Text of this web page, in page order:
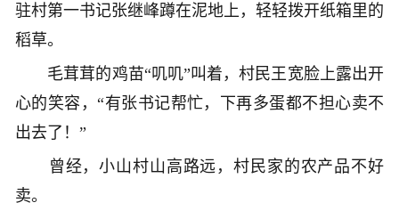
驻村第一书记张继峰蹲在泥地上，轻轻拨开纸箱里的
稻草。
毛茸茸的鸡苗“叽叽”叫着，村民王宽脸上露出开
心的笑容，“有张书记帮忙，下再多蛋都不担心卖不
出去了！”
曾经，小山村山高路远，村民家的农产品不好
卖。